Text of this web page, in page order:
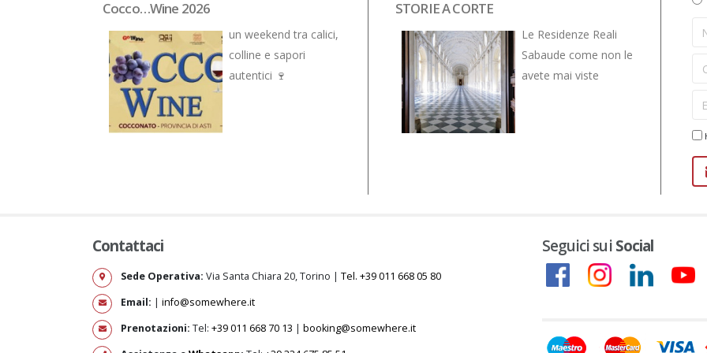
Cocco…Wine 2026
un weekend tra calici,
colline e sapori
autentici 🍷
STORIE A CORTE
Le Residenze Reali
Sabaude come non le
avete mai viste
VIVE...
Contattaci
Sede Operativa: Via Santa Chiara 20, Torino | Tel. +39 011 668 05 80
Email: | info@somewhere.it
Prenotazioni: Tel: +39 011 668 70 13 | booking@somewhere.it
Seguici suiSocial